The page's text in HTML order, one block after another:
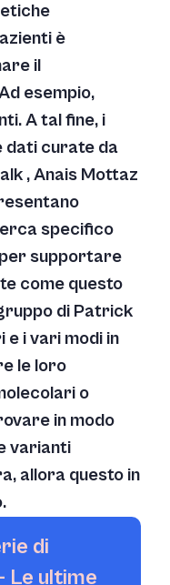
è
il
esempio,
A tal fine, i
dati curate da
,Anais Mottaz
specifico
supportare
come questo
di Patrick
i vari modi in
le loro
o
in modo
varianti
allora questo in
di
Le ultime